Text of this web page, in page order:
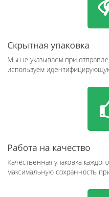
Скрытная упаковка
Мы не указываем при
используем
Работа на качество
Качественная упаковка
максимальную сохранность